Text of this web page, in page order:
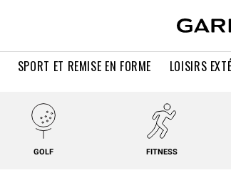
SPORT ET REMISE EN FORME LOISIRS
GOLF FITNESS